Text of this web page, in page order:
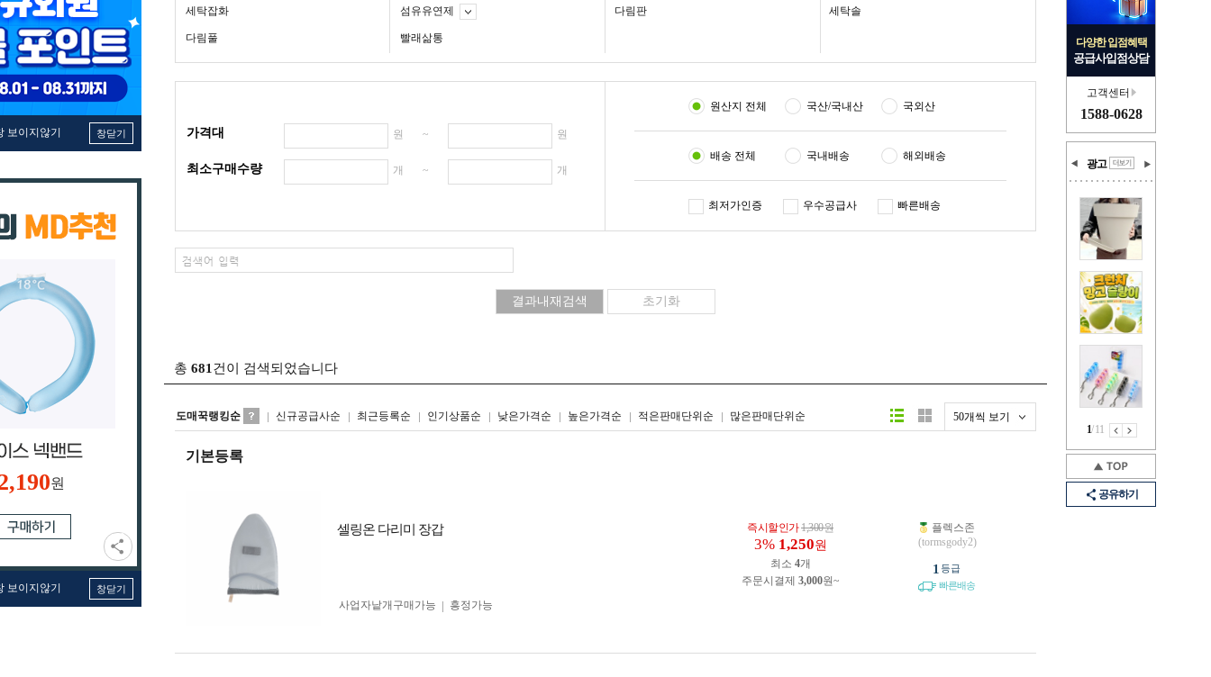
보이지않기 창닫기
원
보이지않기 창닫기
다양한 입점혜택
공급사입점상담
고객센터
1588-0628
광고
1/11
공유하기
세탁잡화 섬유유연제 다림판 세탁솔
다림풀 빨래삶통
가격대 원 ~ 원
최소구매수량 개 ~ 개
원산지 전체 국산/국내산 국외산
배송 전체 국내배송 해외배송
최저가인증 우수공급사 빠른배송
총 681 건이 검색되었습니다
도매꾹랭킹순 신규공급사순 최근등록순 인기상품순 낮은가격순 높은가격순 적은판매단위순 많은판매단위순 50개씩 보기
리스트형갤러리형
기본등록
셀링온 다리미 장갑 즉시할인가1,300원
3% 1,250원
최소 4개
주문시결제 3,000원~
사업자 낱개구매가능
흥정가능
플렉스존
(tormsgody2)
1 등급
빠른배송